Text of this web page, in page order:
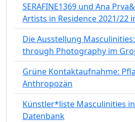
SERAFINE1369 und Ana
Artists in Residence 2021/22
Die Ausstellung
through Photography im
Grüne Kontaktaufnahme:
Anthropozän
Künstler*liste Masculinities
Datenbank